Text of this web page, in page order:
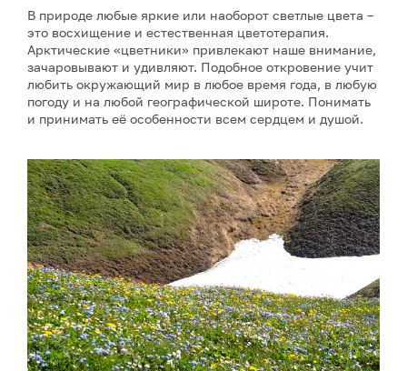
В природе любые яркие или наоборот светлые цвета –
это восхищение и естественная цветотерапия.
Арктические «цветники» привлекают наше внимание,
зачаровывают и удивляют. Подобное откровение учит
любить окружающий мир в любое время года, в любую
погоду и на любой географической широте. Понимать
и принимать её особенности всем сердцем и душой.